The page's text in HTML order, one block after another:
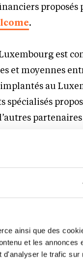
ainsi que des
et les annonces
le trafic sur
proposés
.
est
et moyennes
au
spécialisés
et